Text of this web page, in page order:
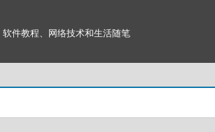
软件教程、网络技术和生活随笔